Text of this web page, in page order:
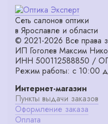
Сеть салонов оптики
в Ярославле и области
© 2021-2026 Все права
ИП Гоголев Максим
ИНН 500112588850 /
Режим работы: с 10:00
Интернет-магазин
Пункты выдачи заказов
Оформление заказа
Оплата